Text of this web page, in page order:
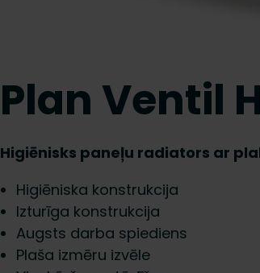
Plan Ventil
Higiēnisks paneļu radiators ar
Higiēniska konstrukcija
Izturīga konstrukcija
Augsts darba spiediens
Plaša izmēru izvēle